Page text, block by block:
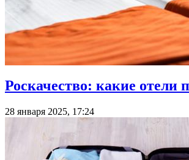
Роскачество: какие отели
28 января 2025, 17:24